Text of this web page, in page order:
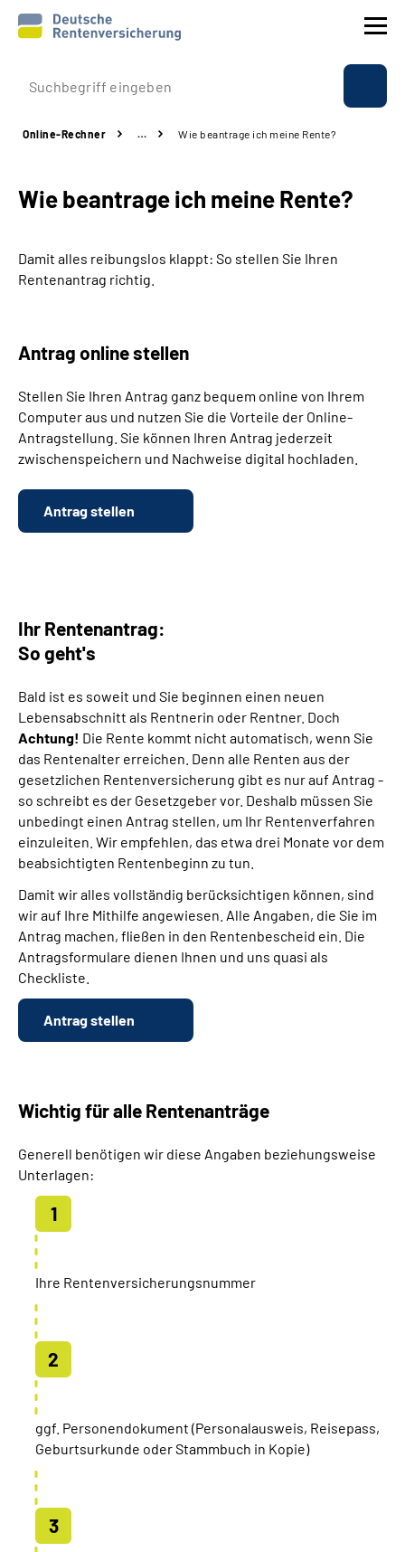
Prävention
Rente
Beratung & Kontakt
Über uns & Presse
Online-Services
Suche
Online-Rechner … Wie beantrage ich meine Rente?
Wie beantrage ich meine Rente?
Damit alles reibungslos klappt: So stellen Sie Ihren
Rentenantrag richtig.
Antrag online stellen
Stellen Sie Ihren Antrag ganz bequem online von Ihrem
Computer aus und nutzen Sie die Vorteile der Online-
Antragstellung. Sie können Ihren Antrag jederzeit
zwischenspeichern und Nachweise digital hochladen.
Antrag stellen
Ihr Rentenantrag:
So geht's
Bald ist es soweit und Sie beginnen einen neuen
Lebensabschnitt als Rentnerin oder Rentner. Doch
Achtung! Die Rente kommt nicht automatisch, wenn Sie
das Rentenalter erreichen. Denn alle Renten aus der
gesetzlichen Rentenversicherung gibt es nur auf Antrag -
so schreibt es der Gesetzgeber vor. Deshalb müssen Sie
unbedingt einen Antrag stellen, um Ihr Rentenverfahren
einzuleiten. Wir empfehlen, das etwa drei Monate vor dem
beabsichtigten Rentenbeginn zu tun.
Damit wir alles vollständig berücksichtigen können, sind
wir auf Ihre Mithilfe angewiesen. Alle Angaben, die Sie im
Antrag machen, fließen in den Rentenbescheid ein. Die
Antragsformulare dienen Ihnen und uns quasi als
Checkliste.
Antrag stellen
Wichtig für alle Rentenanträge
Generell benötigen wir diese Angaben beziehungsweise
Unterlagen:
Ihre Rentenversicherungsnummer
ggf. Personendokument (Personalausweis, Reisepass,
Geburtsurkunde oder Stammbuch in Kopie)